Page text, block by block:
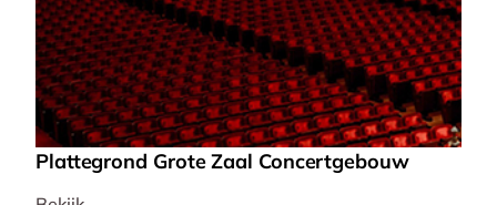
Plattegrond Grote Zaal Concertgebouw